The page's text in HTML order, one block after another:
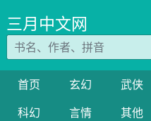
三月中文网
首页 玄幻 武侠
科幻
言情 其他